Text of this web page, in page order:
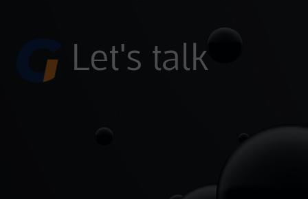
Let's talk